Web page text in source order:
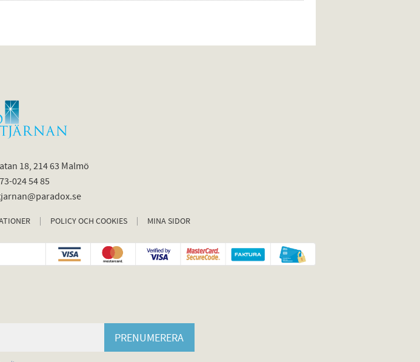
18, 214 63 Malmö
024 54 85
POLICY OCH COOKIES MINA SIDOR
PRENUMERERA